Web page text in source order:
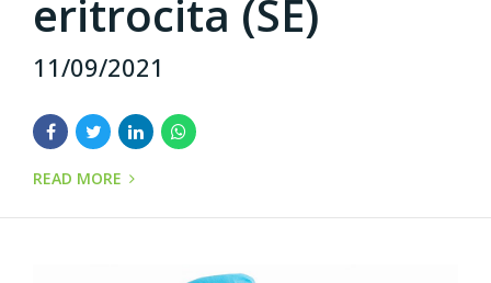
eritrocita (SE)
11/09/2021
READ MORE